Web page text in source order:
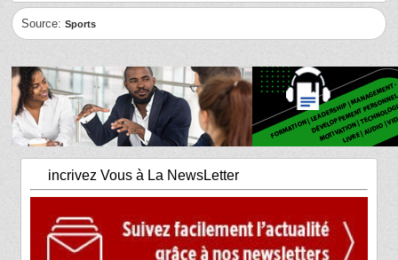
Source:Sports
incrivez Vous à La NewsLetter